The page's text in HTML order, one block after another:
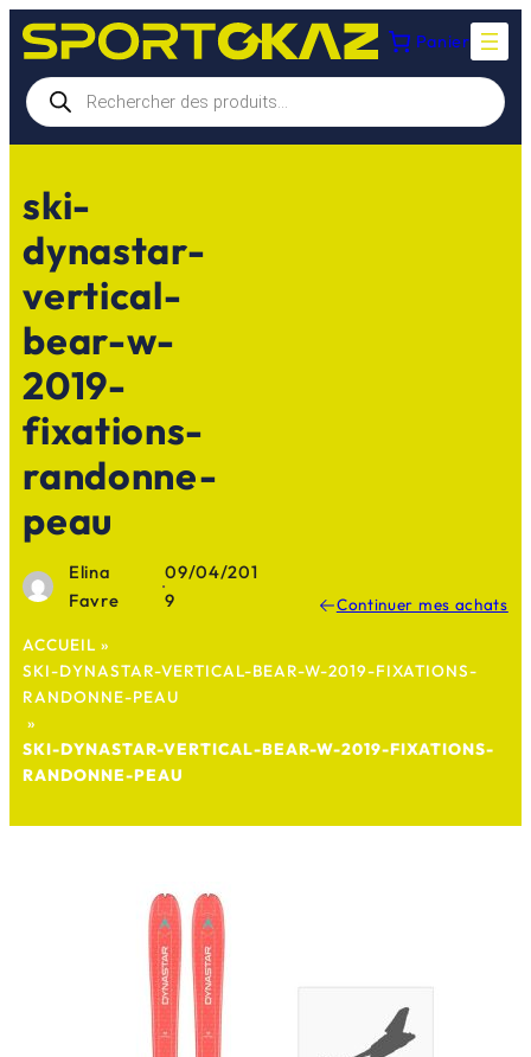
Aller
au
contenu
Panier
Recherche
de
produits
ski-
dynastar-
vertical-
bear-w-
2019-
fixations-
randonne-
peau
Elina
Favre
·
09/04/201
9
Continuer mes achats
ACCUEIL »
SKI-DYNASTAR-VERTICAL-BEAR-W-2019-FIXATIONS-
RANDONNE-PEAU
»
SKI-DYNASTAR-VERTICAL-BEAR-W-2019-FIXATIONS-
RANDONNE-PEAU